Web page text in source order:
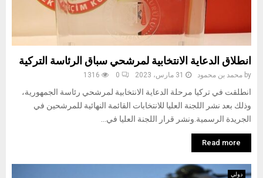
انطلاق الدعاية الانتخابية لمرشحي سباق الرئاسة التركية
by محمد بن محمود 31 مارس، 2023 0
1316
انطلقت في تركيا مرحلة الدعاية الانتخابية لمرشحي رئاسة الجمهورية،
وذلك بعد نشر اللجنة العليا للانتخابات القائمة النهائية للمرشحين في
الجريدة الرسمية.ونشر قرار اللجنة العليا في...
Read more
دولي